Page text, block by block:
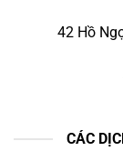
42 Hồ
CÁC